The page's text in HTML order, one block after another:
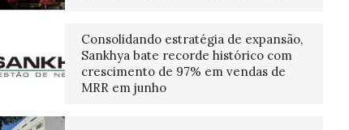
Consolidando estratégia de expansão,
Sankhya bate recorde histórico com
crescimento de 97% em vendas de
MRR em junho